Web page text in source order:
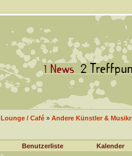
Lounge / Café» Andere Künstler &
Benutzerliste Kalender